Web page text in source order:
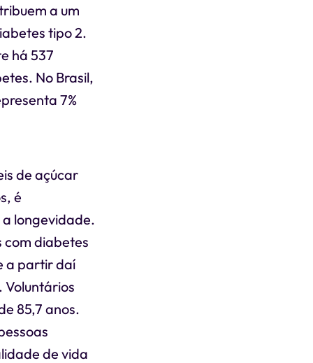
a um
tipo 2.
há 537
No Brasil,
7%
de açúcar
é
longevidade.
com diabetes
a partir daí
Voluntários
85,7 anos.
de vida